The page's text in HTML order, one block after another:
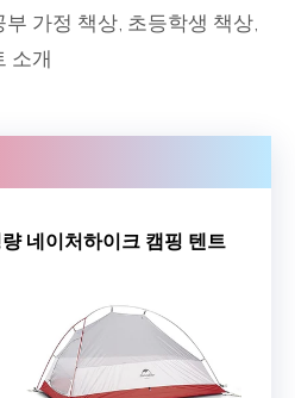
가정 책상, 초등학생 책상,
소개
네이처하이크 캠핑 텐트